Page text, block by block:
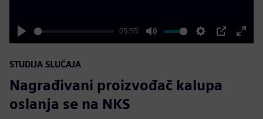
Play
05:55
Mute Settings
PIP
Enter
STUDIJA SLUČAJA
Nagrađivani proizvođač kalupa
oslanja se na NKS